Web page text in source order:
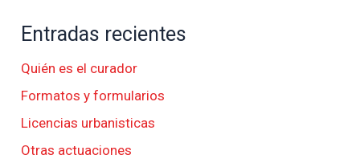
Entradas recientes
Quién es el curador
Formatos y formularios
Licencias urbanisticas
Otras actuaciones